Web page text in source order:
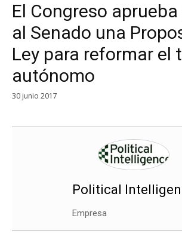
El Congreso
al Senado una
Ley para reformar el
autónomo
30 junio 2017
Political
Empresa